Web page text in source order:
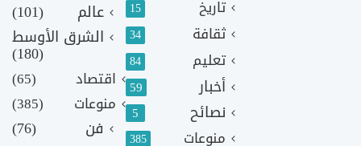
تاريخ 15
ثقافة 34
تعليم 84
أخبار 59
نصائح 5
منوعات 385
عالم
(101)
الشرق الأوسط
(180)
اقتصاد
(65)
منوعات
(385)
فن
(76)